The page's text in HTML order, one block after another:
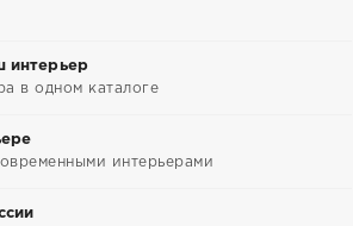
интерьер
в одном каталоге
интерьерами